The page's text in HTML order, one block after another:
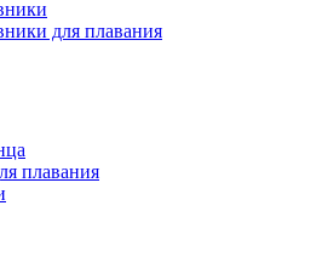
для плавания
плавания